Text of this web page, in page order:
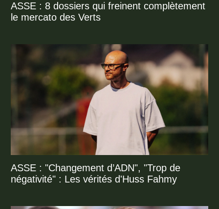
ASSE : 8 dossiers qui freinent complètement
le mercato des Verts
ASSE : "Changement d’ADN", "Trop de
négativité" : Les vérités d'Huss Fahmy